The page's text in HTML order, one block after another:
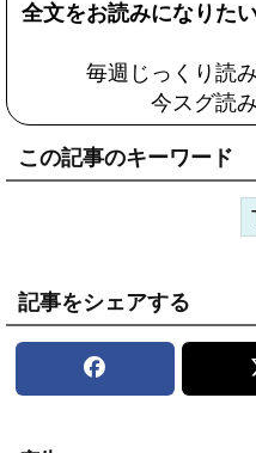
全文をお読みになりた
毎週じっくり読
今スグ読
この記事のキーワード
記事をシェアする